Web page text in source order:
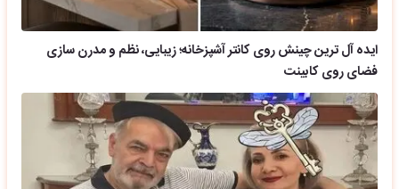
ایده آل ترین چینش روی کانتر آشپزخانه؛ زیبایی، نظم و مدرن سازی
فضای روی کابینت